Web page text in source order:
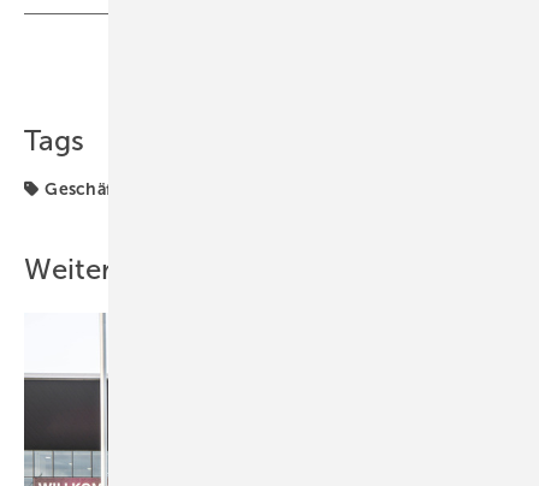
Tags
Geschäftsführer
Weitere Inhalte